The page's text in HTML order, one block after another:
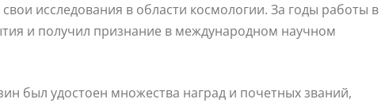
исследования в области космологии. За годы работы в
и получил признание в международном научном
был удостоен множества наград и почетных званий,